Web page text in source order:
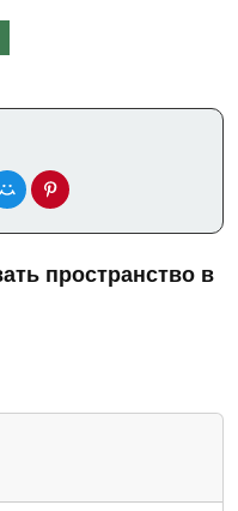
пространство в